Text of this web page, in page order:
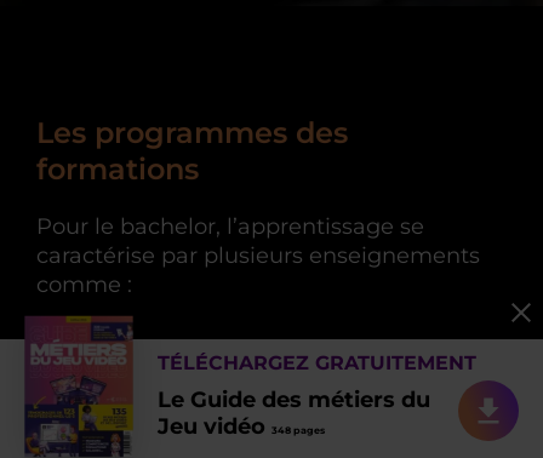
Les programmes des
formations
Pour le bachelor, l’apprentissage se
caractérise par plusieurs enseignements
comme :
Histoire du jeu vidéo
Etude de marché
Marketing digitale et stratégique
TÉLÉCHARGEZ GRATUITEMENT
Le Guide des métiers du
Jeu vidéo 348 pages